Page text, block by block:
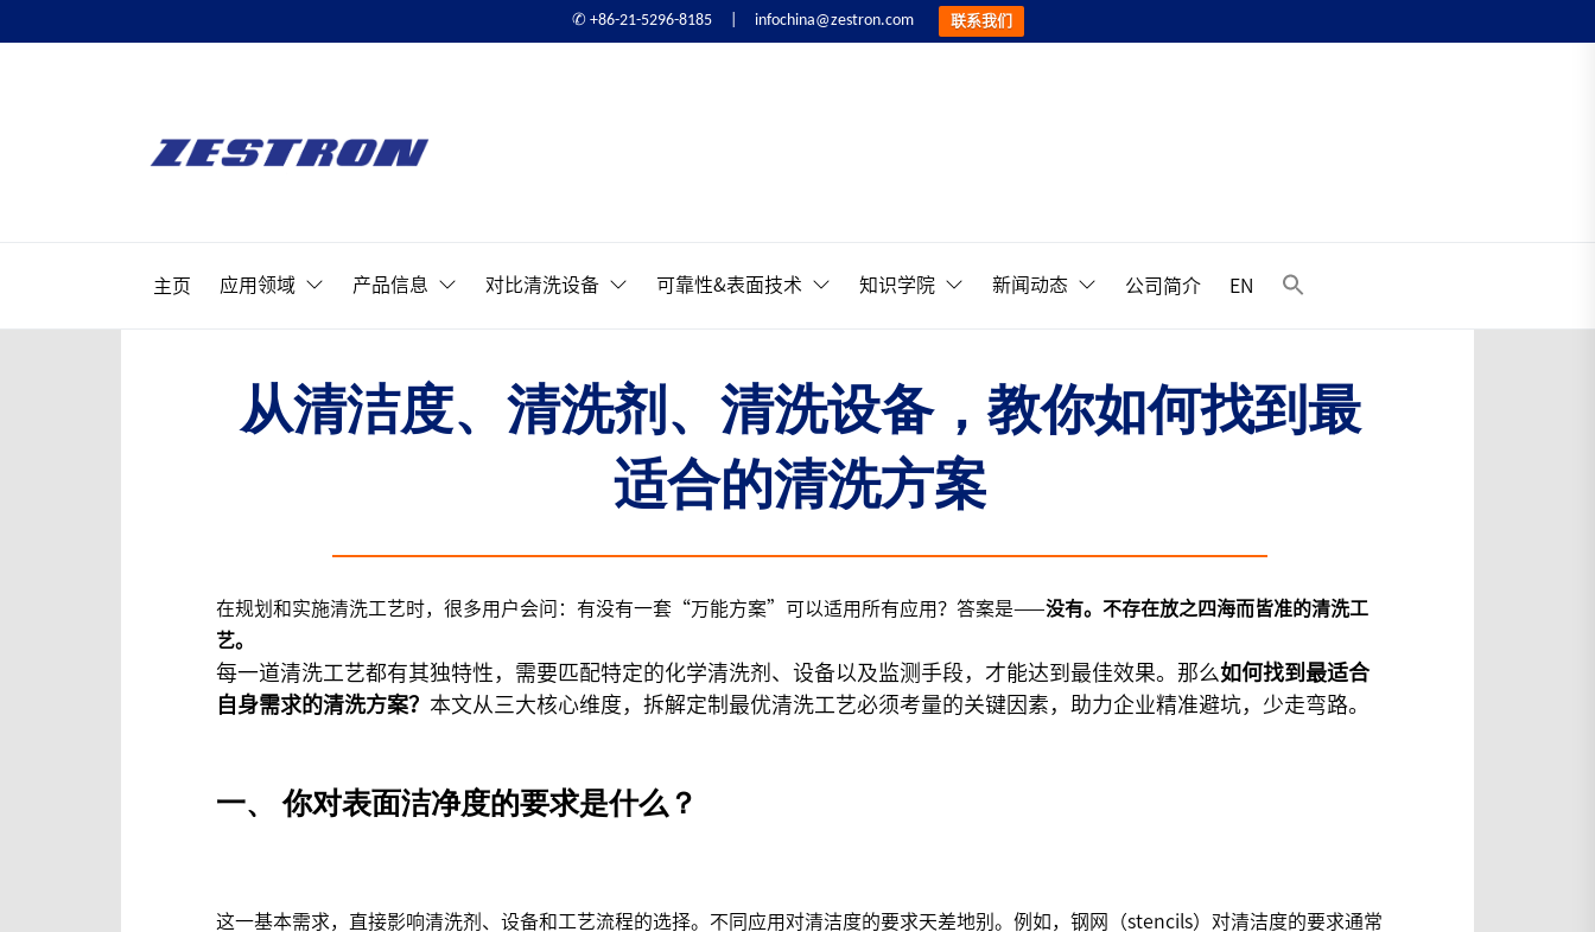
✆ +86-21-5296-8185 | infochina@zestron.com 联系我们
清
可
靠
主页 应用领域 产品信息 对比清洗设备 可靠性&表面技术 知识学院 新闻动态 公司简介 EN
从清洁度、清洗剂、清洗设备，教你如何找到最
适合的清洗方案
在规划和实施清洗工艺时，很多用户会问：有没有一套“万能方案”可以适用所有应用？答案是——没有。不存在放之四海而皆准的清洗工
艺。
每一道清洗工艺都有其独特性，需要匹配特定的化学清洗剂、设备以及监测手段，才能达到最佳效果。那么如何找到最适合
自身需求的清洗方案？ 本文从三大核心维度，拆解定制最优清洗工艺必须考量的关键因素，助力企业精准避坑，少走弯路。
一、你对表面洁净度的要求是什么？
这一基本需求，直接影响清洗剂、设备和工艺流程的选择。不同应用对清洁度的要求天差地别。例如，钢网（stencils）对清洁度的要求通常